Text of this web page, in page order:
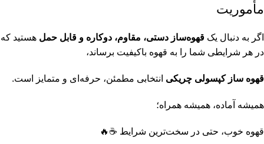
مأموریت
اگر به دنبال یک قهوه‌ساز دستی، مقاوم، دوکاره و قابل حمل هستید که
در هر شرایطی شما را به قهوه باکیفیت برساند،
قهوه ساز کپسولی چریکی انتخابی مطمئن، حرفه‌ای و متمایز است.
همیشه آماده، همیشه همراه؛
قهوه خوب، حتی در سخت‌ترین شرایط ☕🔥